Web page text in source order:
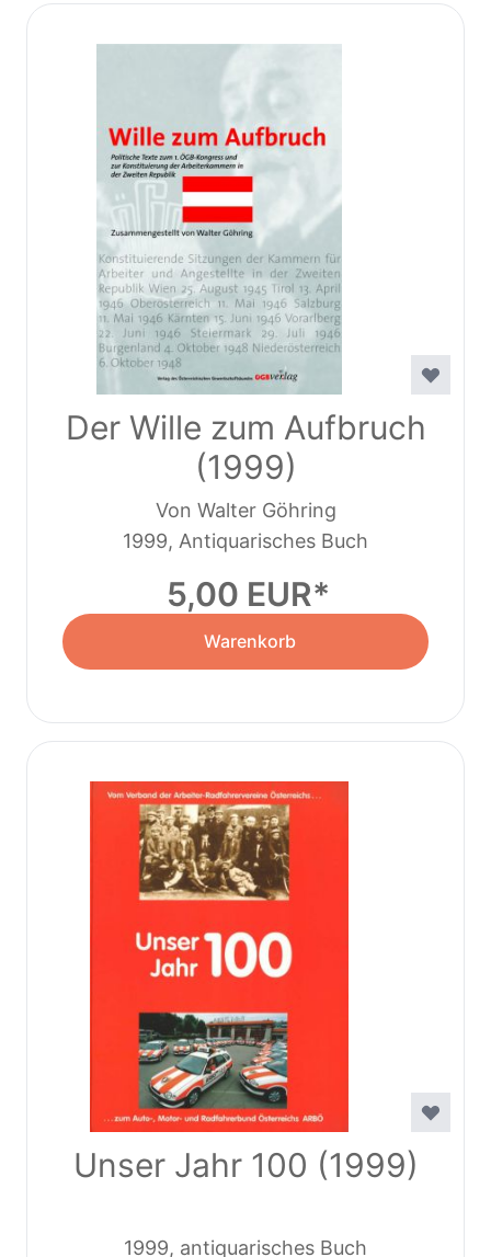
Der Wille zum Aufbruch
(1999)
Von Walter Göhring
1999, Antiquarisches Buch
5,00 EUR
Warenkorb
Unser Jahr 100 (1999)
1999, antiquarisches Buch